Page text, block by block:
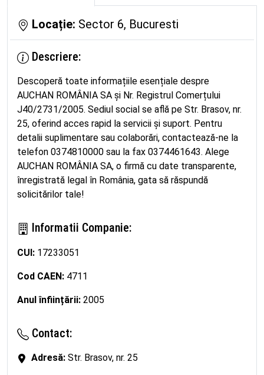
Locație: Sector 6, Bucuresti
Descriere:
Descoperă toate informațiile esențiale despre
AUCHAN ROMÂNIA SA și Nr. Registrul Comerțului
J40/2731/2005. Sediul social se află pe Str. Brasov, nr.
25, oferind acces rapid la servicii și suport. Pentru
detalii suplimentare sau colaborări, contactează-ne la
telefon 0374810000 sau la fax 0374461643. Alege
AUCHAN ROMÂNIA SA, o firmă cu date transparente,
înregistrată legal în România, gata să răspundă
solicitărilor tale!
Informatii Companie:
CUI: 17233051
Cod CAEN: 4711
Anul înființării: 2005
Contact:
Adresă: Str. Brasov, nr. 25